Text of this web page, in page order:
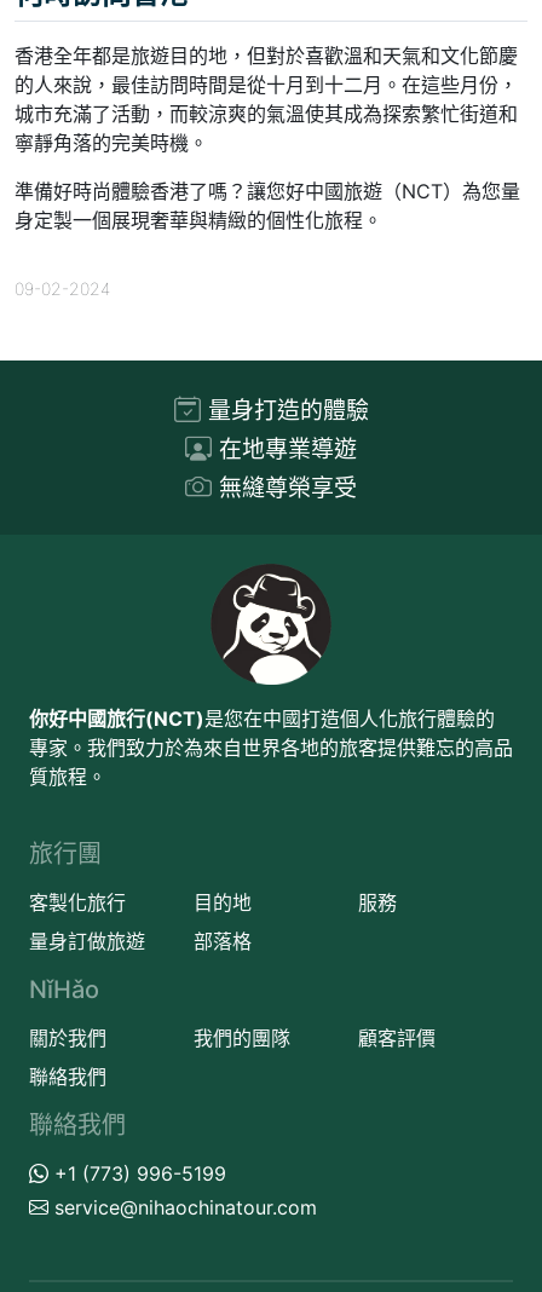
香港全年都是旅遊目的地，但對於喜歡溫和天氣和文化節慶
的人來說，最佳訪問時間是從十月到十二月。在這些月份，
城市充滿了活動，而較涼爽的氣溫使其成為探索繁忙街道和
寧靜角落的完美時機。
準備好時尚體驗香港了嗎？讓您好中國旅遊（NCT）為您量
身定製一個展現奢華與精緻的個性化旅程。
09-02-2024
量身打造的體驗
在地專業導遊
無縫尊榮享受
你好中國旅行(NCT)是您在中國打造個人化旅行體驗的
專家。我們致力於為來自世界各地的旅客提供難忘的高品
質旅程。
旅行團
客製化旅行 目的地
服務
量身訂做旅遊
部落格
NǐHǎo
關於我們 我們的團隊
顧客評價
聯絡我們
聯絡我們
+1 (773) 996-5199
service@nihaochinatour.com